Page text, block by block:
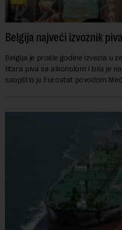
Belgija najveći izvoznik
Belgija je prošle godine izvezla u
litara piva sa alkoholom i bila je
saopštio je Eurostat povodom